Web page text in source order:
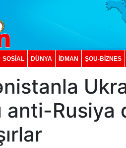
SOSIAL DÜNYA İDMAN ŞOU-BİZNES
anti-